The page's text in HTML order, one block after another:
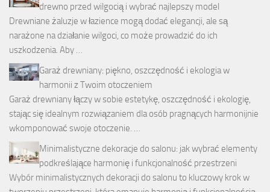
drewno przed wilgocią i wybrać najlepszy model
Drewniane żaluzje w łazience mogą dodać elegancji, ale są
narażone na działanie wilgoci, co może prowadzić do ich
uszkodzenia. Aby …
Garaż drewniany: piękno, oszczędność i ekologia w
harmonii z Twoim otoczeniem
Garaż drewniany łączy w sobie estetykę, oszczędność i ekologię,
stając się idealnym rozwiązaniem dla osób pragnących harmonijnie
wkomponować swoje otoczenie. …
Minimalistyczne dekoracje do salonu: jak wybrać elementy
podkreślające harmonię i funkcjonalność przestrzeni
Wybór minimalistycznych dekoracji do salonu to kluczowy krok w